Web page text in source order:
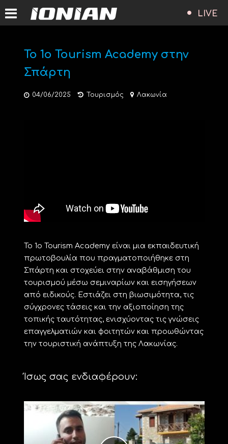
LIVE
To 1ο Tourism Academy στην
Σπάρτη
04/06/2025 Τουρισμός Λακωνία
Το 1ο Tourism Academy είναι μια εκπαιδευτική
πρωτοβουλία που πραγματοποιήθηκε στη
Σπάρτη και στοχεύει στην αναβάθμιση του
τουρισμού μέσω σεμιναρίων και εισηγήσεων
από ειδικούς. Εστιάζει στη βιωσιμότητα, τις
σύγχρονες τάσεις και την αξιοποίηση της
τοπικής ταυτότητας, ενισχύοντας τις γνώσεις
επαγγελματιών και φοιτητών και προωθώντας
την τουριστική ανάπτυξη της Λακωνίας.
Ίσως σας ενδιαφέρουν: